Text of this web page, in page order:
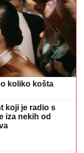
koliko košta
koji je radio s
iza nekih od